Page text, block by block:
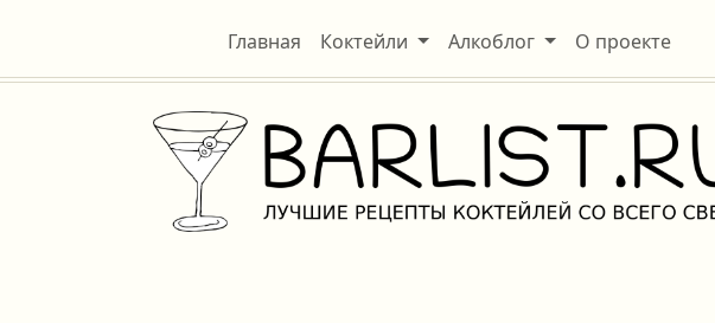
Главная Коктейли Алкоблог О проекте